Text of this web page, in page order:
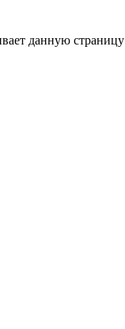
данную страницу